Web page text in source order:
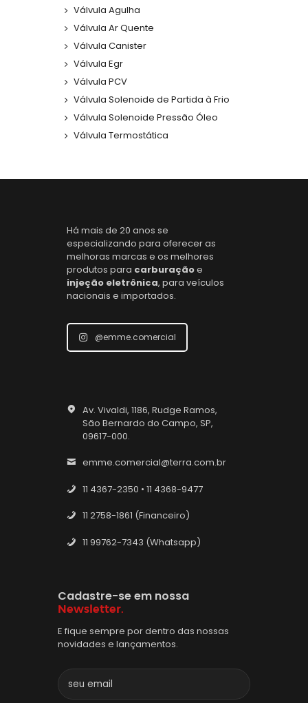
Válvula Agulha
Válvula Ar Quente
Válvula Canister
Válvula Egr
Válvula PCV
Válvula Solenoide de Partida à Frio
Válvula Solenoide Pressão Óleo
Válvula Termostática
Há mais de 20 anos se
especializando para oferecer as
melhoras marcas e os melhores
produtos para carburaçãoe
injeção eletrônica, para veículos
nacionais e importados.
@emme.comercial
Av. Vivaldi, 1186, Rudge Ramos,
São Bernardo do Campo, SP,
09617-000.
emme.comercial@terra.com.br
11 4367-2350 • 11 4368-9477
11 2758-1861 (Financeiro)
11 99762-7343 (Whatsapp)
Cadastre-se em nossa
Newsletter.
E fique sempre por dentro das nossas
novidades e lançamentos.